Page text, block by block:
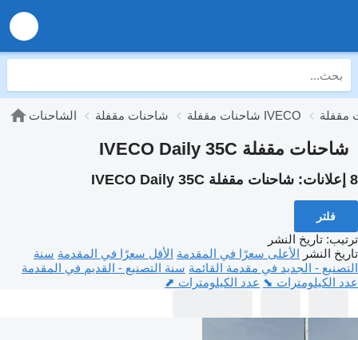
الشاحنات شاحنات مقفلة شاحنات مقفلة IVECO
شاحنات مقفلة IVECO Daily 35C
8 إعلانات: شاحنات مقفلة IVECO Daily 35C
فلتر
ترتيب: تاريخ النشر
تاريخ النشر الأعلى سعرًا في المقدمة الأقل سعرًا في المقدمة سنة
التصنيع - الجديد في مقدمة القائمة سنة التصنيع - القديم في المقدمة
عدد الكيلومترات ⬊ عدد الكيلومترات ⬈